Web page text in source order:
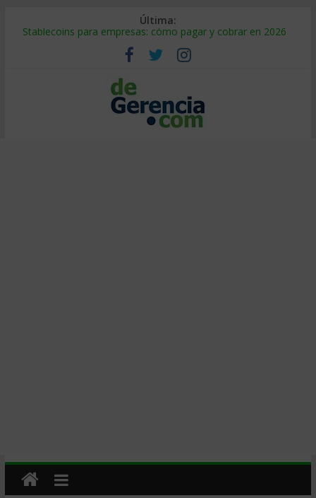
Última:
Stablecoins para empresas: cómo pagar y cobrar en 2026
Despido silencioso: qué es y por qué sale tan caro
IA en selección de personal: cómo auditarla a tiempo
Trabajo forzoso en la cadena de suministro: qué hacer
Mercado hispano de EE. UU.: cómo segmentarlo y venderle